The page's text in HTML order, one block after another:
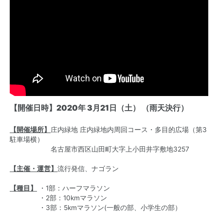
【開催日時】2020年 3月21日（土） （雨天決行）
【開催場所】 庄内緑地 庄内緑地内周回コース・多目的広場（第3
駐車場横）
名古屋市西区山田町大字上小田井字敷地3257
【主催・運営】 流行発信、ナゴラン
【種目】
・1部：ハーフマラソン
・2部：10kmマラソン
・3部：5kmマラソン(一般の部、小学生の部）